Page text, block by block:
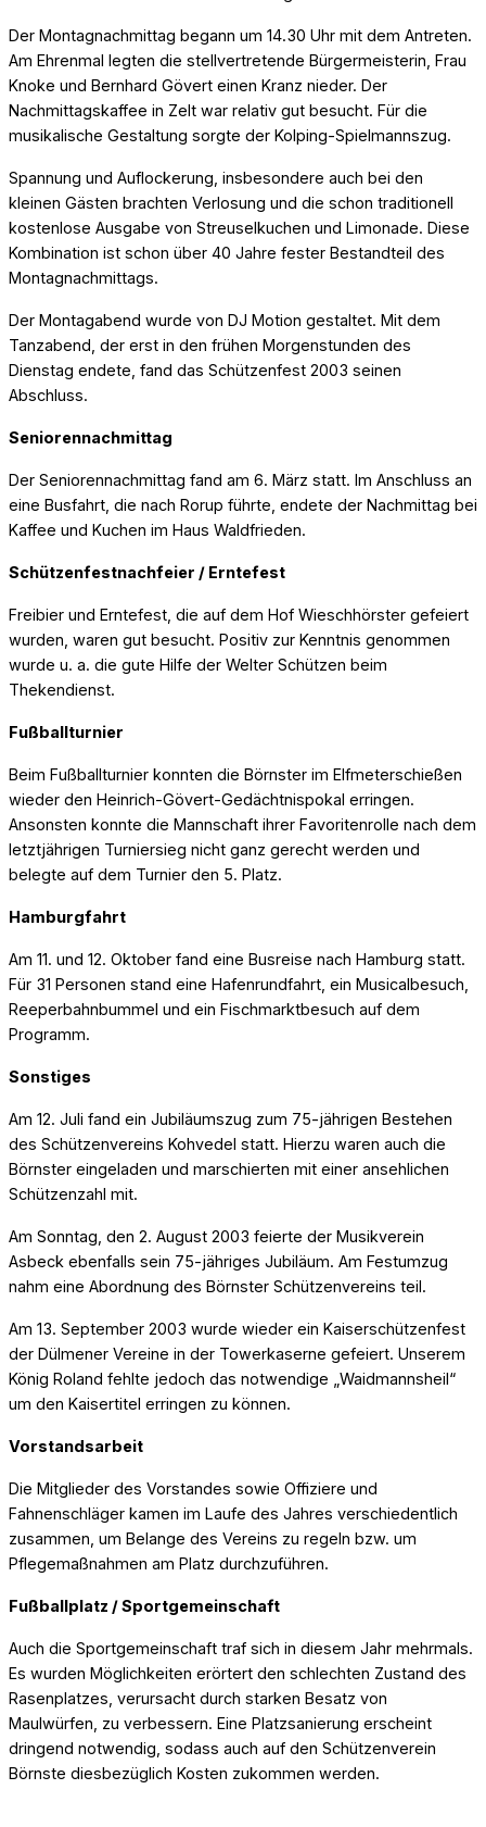
Der Montagnachmittag begann um 14.30 Uhr mit dem Antreten.
Am Ehrenmal legten die stellvertretende Bürgermeisterin, Frau
Knoke und Bernhard Gövert einen Kranz nieder. Der
Nachmittagskaffee in Zelt war relativ gut besucht. Für die
musikalische Gestaltung sorgte der Kolping-Spielmannszug.
Spannung und Auflockerung, insbesondere auch bei den
kleinen Gästen brachten Verlosung und die schon traditionell
kostenlose Ausgabe von Streuselkuchen und Limonade. Diese
Kombination ist schon über 40 Jahre fester Bestandteil des
Montagnachmittags.
Der Montagabend wurde von DJ Motion gestaltet. Mit dem
Tanzabend, der erst in den frühen Morgenstunden des
Dienstag endete, fand das Schützenfest 2003 seinen
Abschluss.
Seniorennachmittag
Der Seniorennachmittag fand am 6. März statt. Im Anschluss an
eine Busfahrt, die nach Rorup führte, endete der Nachmittag bei
Kaffee und Kuchen im Haus Waldfrieden.
Schützenfestnachfeier / Erntefest
Freibier und Erntefest, die auf dem Hof Wieschhörster gefeiert
wurden, waren gut besucht. Positiv zur Kenntnis genommen
wurde u. a. die gute Hilfe der Welter Schützen beim
Thekendienst.
Fußballturnier
Beim Fußballturnier konnten die Börnster im Elfmeterschießen
wieder den Heinrich-Gövert-Gedächtnispokal erringen.
Ansonsten konnte die Mannschaft ihrer Favoritenrolle nach dem
letztjährigen Turniersieg nicht ganz gerecht werden und
belegte auf dem Turnier den 5. Platz.
Hamburgfahrt
Am 11. und 12. Oktober fand eine Busreise nach Hamburg statt.
Für 31 Personen stand eine Hafenrundfahrt, ein Musicalbesuch,
Reeperbahnbummel und ein Fischmarktbesuch auf dem
Programm.
Sonstiges
Am 12. Juli fand ein Jubiläumszug zum 75-jährigen Bestehen
des Schützenvereins Kohvedel statt. Hierzu waren auch die
Börnster eingeladen und marschierten mit einer ansehlichen
Schützenzahl mit.
Am Sonntag, den 2. August 2003 feierte der Musikverein
Asbeck ebenfalls sein 75-jähriges Jubiläum. Am Festumzug
nahm eine Abordnung des Börnster Schützenvereins teil.
Am 13. September 2003 wurde wieder ein Kaiserschützenfest
der Dülmener Vereine in der Towerkaserne gefeiert. Unserem
König Roland fehlte jedoch das notwendige „Waidmannsheil“
um den Kaisertitel erringen zu können.
Vorstandsarbeit
Die Mitglieder des Vorstandes sowie Offiziere und
Fahnenschläger kamen im Laufe des Jahres verschiedentlich
zusammen, um Belange des Vereins zu regeln bzw. um
Pflegemaßnahmen am Platz durchzuführen.
Fußballplatz / Sportgemeinschaft
Auch die Sportgemeinschaft traf sich in diesem Jahr mehrmals.
Es wurden Möglichkeiten erörtert den schlechten Zustand des
Rasenplatzes, verursacht durch starken Besatz von
Maulwürfen, zu verbessern. Eine Platzsanierung erscheint
dringend notwendig, sodass auch auf den Schützenverein
Börnste diesbezüglich Kosten zukommen werden.